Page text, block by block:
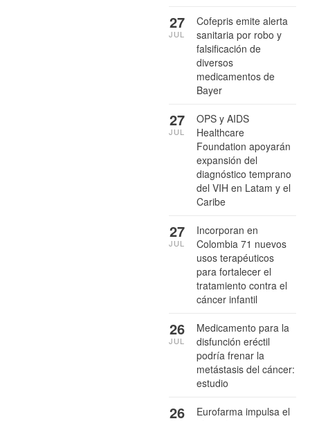
Cofepris emite alerta
sanitaria por robo y
falsificación de
diversos
medicamentos de
Bayer
27
JUL
OPS y AIDS
Healthcare
Foundation apoyarán
expansión del
diagnóstico temprano
del VIH en Latam y el
Caribe
27
JUL
Incorporan en
Colombia 71 nuevos
usos terapéuticos
para fortalecer el
tratamiento contra el
cáncer infantil
27
JUL
Medicamento para la
disfunción eréctil
podría frenar la
metástasis del cáncer:
estudio
26
JUL
Eurofarma impulsa el
26